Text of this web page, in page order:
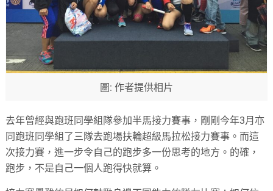
圖: 作者提供相片
去年曾經與跑班同學組隊參加半馬接力賽事，剛剛今年3月亦
同跑班同學組了三隊去跑場扶輪超級馬拉松接力賽事。而這
次接力賽，進一步令自己的跑步多一份思考的地方。的確，
跑步，不是自己一個人跑得快就算。